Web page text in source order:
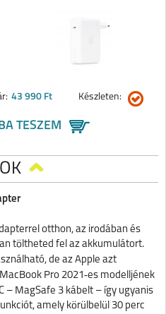
43 990 Ft Készleten:
TESZEM
otthon, az irodában és
töltheted fel az akkumulátort.
álható, de az Apple azt
Pro 2021‑es modelljének
– MagSafe 3 kábelt – így ugyanis
ót, amely körülbelül 30 perc